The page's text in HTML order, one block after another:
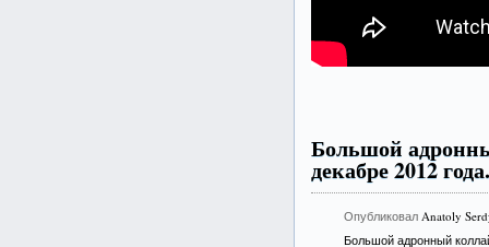
Большой
декабре 2012
ОпубликовалAnatoly
Большой адронный